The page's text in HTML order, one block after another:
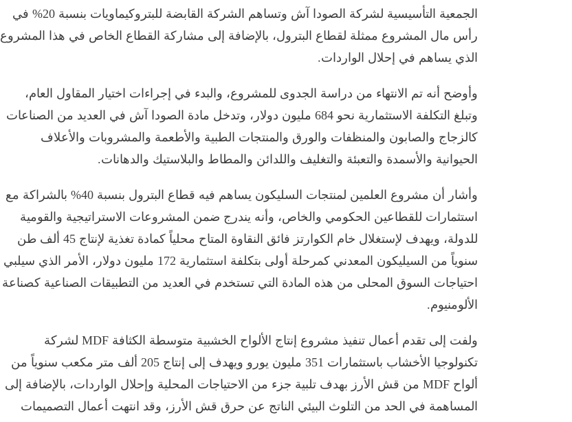
الجمعية التأسيسية لشركة الصودا آش وتساهم الشركة القابضة للبتروكيماويات بنسبة 20% في
رأس مال المشروع ممثلة لقطاع البترول، بالإضافة إلى مشاركة القطاع الخاص في هذا المشروع
الذي يساهم في إحلال الواردات.
وأوضح أنه تم الانتهاء من دراسة الجدوى للمشروع، والبدء في إجراءات اختيار المقاول العام،
وتبلغ التكلفة الاستثمارية نحو 684 مليون دولار، وتدخل مادة الصودا آش في العديد من الصناعات
كالزجاج والصابون والمنظفات والورق والمنتجات الطبية والأطعمة والمشروبات والأعلاف
الحيوانية والأسمدة والتعبئة والتغليف واللدائن والمطاط والبلاستيك والدهانات.
وأشار أن مشروع العلمين لمنتجات السليكون يساهم فيه قطاع البترول بنسبة 40% بالشراكة مع
استثمارات للقطاعين الحكومي والخاص، وأنه يندرج ضمن المشروعات الاستراتيجية والقومية
للدولة، ويهدف لإستغلال خام الكوارتز فائق النقاوة المتاح محلياً كمادة تغذية لإنتاج 45 ألف طن
سنوياً من السيليكون المعدني كمرحلة أولى بتكلفة استثمارية 172 مليون دولار، الأمر الذي سيلبي
احتياجات السوق المحلى من هذه المادة التي تستخدم في العديد من التطبيقات الصناعية كصناعة
الألومنيوم.
ولفت إلى تقدم أعمال تنفيذ مشروع إنتاج الألواح الخشبية متوسطة الكثافة MDF لشركة
تكنولوجيا الأخشاب باستثمارات 351 مليون يورو ويهدف إلى إنتاج 205 ألف متر مكعب سنوياً من
ألواح MDF من قش الأرز بهدف تلبية جزء من الاحتياجات المحلية وإحلال الواردات، بالإضافة إلى
المساهمة في الحد من التلوث البيئي الناتج عن حرق قش الأرز، وقد انتهت أعمال التصميمات